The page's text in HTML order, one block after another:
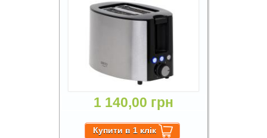
1 140,00 грн